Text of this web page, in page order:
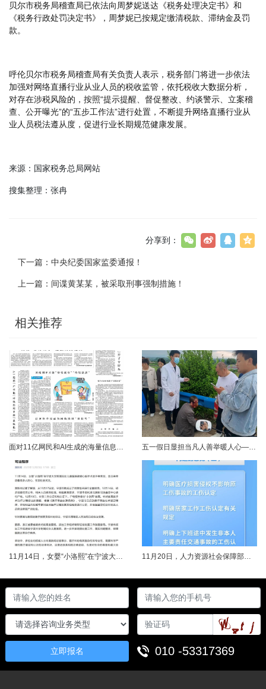
贝尔市税务局稽查局已依法向周梦妮送达《税务处理决定书》和
《税务行政处罚决定书》，周梦妮已按规定缴清税款、滞纳金及罚
款。
呼伦贝尔市税务局稽查局有关负责人表示，税务部门将进一步依法
加强对网络直播行业从业人员的税收监管，依托税收大数据分析，
对存在涉税风险的，按照“提示提醒、督促整改、约谈警示、立案稽
查、公开曝光”的“五步工作法”进行处置，不断提升网络直播行业从
业人员税法遵从度，促进行业长期规范健康发展。
来源：国家税务总局网站
搜集整理：张冉
分享到：
下一篇： 中央纪委国家监委通报！
上一篇： 间谍黄某某，被采取刑事强制措施！
相关推荐
11月14日，女婴“小洛熙”在宁波大学附属妇女儿童医院接受心脏手术后不幸离世，连日来牵动着很多人的心，引发社会关注。记者了解到，从11月17日起，宁波市就成立了调查组并进行全面调查。12月14日，初步调查结果公布，相关人员受到处理。根据家属要求，宁波市委托湖北崇新司法鉴定中心进行尸检。12月19日，在第三方公证机构公证下，尸检报告移交“小洛熙”家属。针对家属就手术治疗过程提出的质疑，根据《医疗事故...... 11月20日，人力资源社会保障部对外发布关于执行《工伤保险条例》若干问题的意见（三），进一步解决工伤保险实践问题，更好保障职工和用人单位合法权益。意见（三）明确职工工伤医疗救治中受到医疗侵权、居家工作、上下班途中发生非本人主要责任交通事故等5类情形工伤认定及认定依据。其中包括：职工因工作原因受到事故伤害或患职业病，在治疗过程中，医疗机构的医疗侵权并不影响原工伤事故或职业病的工伤认定；按照单位安排居......
立即报名 010 -53317369